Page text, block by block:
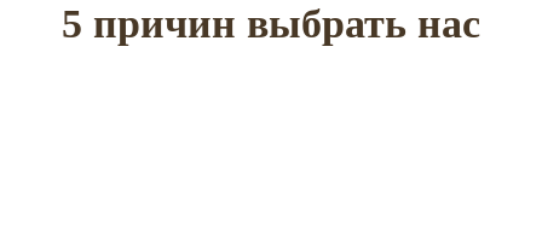
5 причин выбрать нас